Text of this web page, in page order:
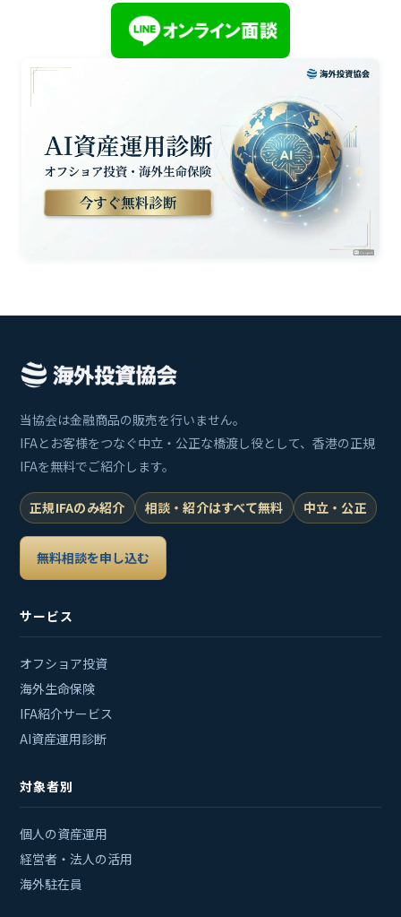
当協会は金融商品の販売を行いません。
IFAとお客様をつなぐ中立・公正な橋渡し役として、香港の正規
IFAを無料でご紹介します。
正規IFAのみ紹介 相談・紹介はすべて無料 中立・公正
無料相談を申し込む
サービス
オフショア投資
海外生命保険
IFA紹介サービス
AI資産運用診断
対象者別
個人の資産運用
経営者・法人の活用
海外駐在員